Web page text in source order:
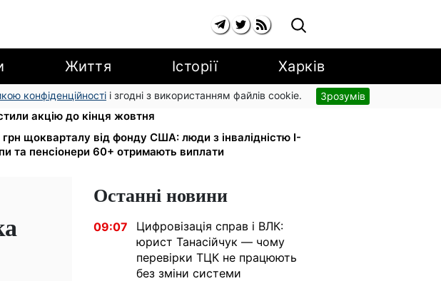
Життя Історії Харків
конфіденційності і згодні з використанням файлів cookie. Зрозумів
до 40% на Netflix та YouTube: Ощадбанк і Mastercard
акцію до кінця жовтня
щокварталу від фонду США: люди з інвалідністю I-
та пенсіонери 60+ отримають виплати
Останні новини
09:07
Цифровізація справ і ВЛК:
юрист Танасійчук — чому
перевірки ТЦК не працюють
без зміни системи